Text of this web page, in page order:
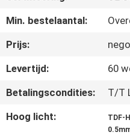
NEEM
CONTACT
MET
Min. bestelaantal:
Prijs:
Levertijd:
60
Betalingscondities:
T/T
Hoog licht:
TDF-